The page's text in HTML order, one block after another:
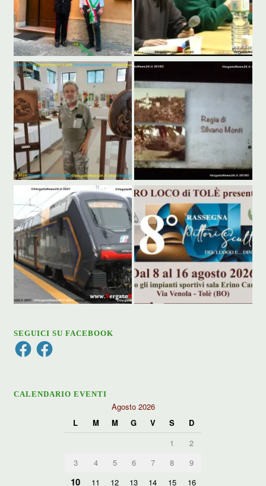
SEGUICI SU FACEBOOK
FacebookFacebook
CALENDARIO EVENTI
Agosto 2026
L
M M G V S
D
1
2
3
4 5 6 7 8 9
10 11 12 13 14 15
16